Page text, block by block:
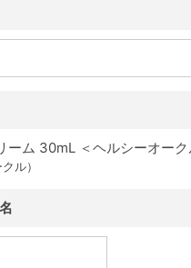
ーム 30mL ＜ヘルシーオーク
ル）